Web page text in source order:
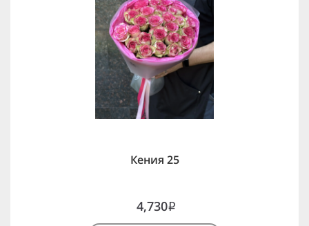
Кения 25
4,730i